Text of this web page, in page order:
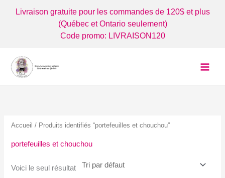
Livraison gratuite pour les commandes de 120$ et plus
(Québec et Ontario seulement)
Code promo: LIVRAISON120
Accueil / Produits identifiés “portefeuilles et chouchou”
portefeuilles et chouchou
Voici le seul résultat